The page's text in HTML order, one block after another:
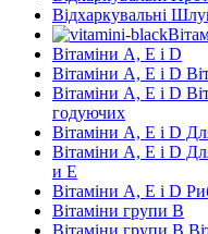
Відхаркувальні
Вітаміни А, Е і D
Вітаміни А, Е і D
Вітаміни А, Е і D
годуючих
Вітаміни А, Е і D
Вітаміни А, Е і D
и E
Вітаміни А, Е і D
Вітаміни групи В
Вітаміни групи В